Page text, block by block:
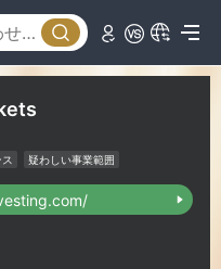
疑わしい事業範囲
1
2
3